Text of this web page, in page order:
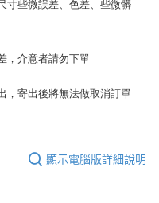
寸些微誤差、色差、些微髒
，介意者請勿下單
，寄出後將無法做取消訂單
顯示電腦版詳細說明